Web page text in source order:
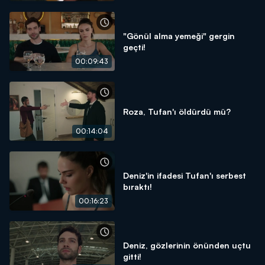
00:09:43
"Gönül alma yemeği" gergin
geçti!
00:14:04
Roza, Tufan'ı öldürdü mü?
00:16:23
Deniz'in ifadesi Tufan'ı serbest
bıraktı!
Deniz, gözlerinin önünden uçtu
gitti!